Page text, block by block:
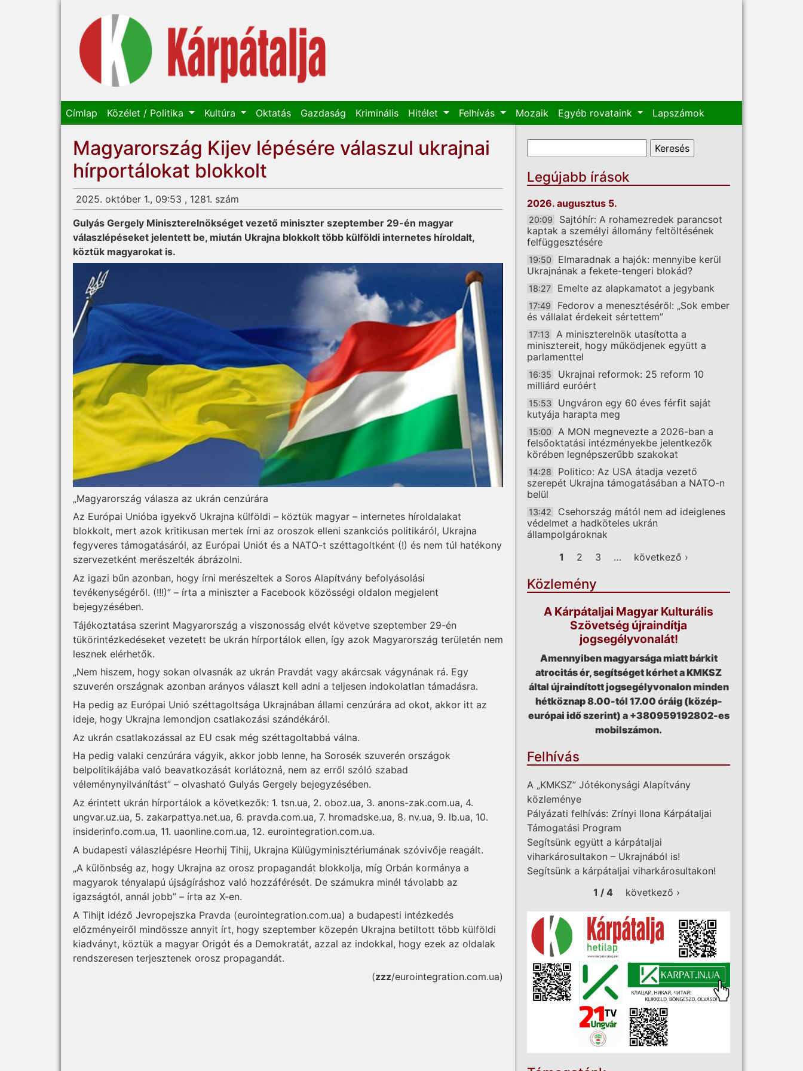
Címlap Közélet / Politika Kultúra Oktatás Gazdaság Kriminális Hitélet Felhívás Mozaik Egyéb rovataink Lapszámok
Magyarország Kijev lépésére válaszul ukrajnai
hírportálokat blokkolt
2025. október 1., 09:53 , 1281. szám
Gulyás Gergely Miniszterelnökséget vezető miniszter szeptember 29-én magyar
válaszlépéseket jelentett be, miután Ukrajna blokkolt több külföldi internetes híroldalt,
köztük magyarokat is.
„Magyarország válasza az ukrán cenzúrára
Az Európai Unióba igyekvő Ukrajna külföldi – köztük magyar – internetes híroldalakat
blokkolt, mert azok kritikusan mertek írni az oroszok elleni szankciós politikáról, Ukrajna
fegyveres támogatásáról, az Európai Uniót és a NATO-t széttagoltként (!) és nem túl hatékony
szervezetként merészelték ábrázolni.
Az igazi bűn azonban, hogy írni merészeltek a Soros Alapítvány befolyásolási
tevékenységéről. (!!!)” – írta a miniszter a Facebook közösségi oldalon megjelent
bejegyzésében.
Tájékoztatása szerint Magyarország a viszonosság elvét követve szeptember 29-én
tükörintézkedéseket vezetett be ukrán hírportálok ellen, így azok Magyarország területén nem
lesznek elérhetők.
„Nem hiszem, hogy sokan olvasnák az ukrán Pravdát vagy akárcsak vágynának rá. Egy
szuverén országnak azonban arányos választ kell adni a teljesen indokolatlan támadásra.
Ha pedig az Európai Unió széttagoltsága Ukrajnában állami cenzúrára ad okot, akkor itt az
ideje, hogy Ukrajna lemondjon csatlakozási szándékáról.
Az ukrán csatlakozással az EU csak még széttagoltabbá válna.
Ha pedig valaki cenzúrára vágyik, akkor jobb lenne, ha Sorosék szuverén országok
belpolitikájába való beavatkozását korlátozná, nem az erről szóló szabad
véleménynyilvánítást” – olvasható Gulyás Gergely bejegyzésében.
Az érintett ukrán hírportálok a következők: 1. tsn.ua, 2. oboz.ua, 3. anons-zak.com.ua, 4.
ungvar.uz.ua, 5. zakarpattya.net.ua, 6. pravda.com.ua, 7. hromadske.ua, 8. nv.ua, 9. lb.ua, 10.
insiderinfo.com.ua, 11. uaonline.com.ua, 12. eurointegration.com.ua.
A budapesti válaszlépésre Heorhij Tihij, Ukrajna Külügyminisztériumának szóvivője reagált.
„A különbség az, hogy Ukrajna az orosz propagandát blokkolja, míg Orbán kormánya a
magyarok tényalapú újságíráshoz való hozzáférését. De számukra minél távolabb az
igazságtól, annál jobb” – írta az X-en.
A Tihijt idéző Jevropejszka Pravda (eurointegration.com.ua) a budapesti intézkedés
előzményeiről mindössze annyit írt, hogy szeptember közepén Ukrajna betiltott több külföldi
kiadványt, köztük a magyar Origót és a Demokratát, azzal az indokkal, hogy ezek az oldalak
rendszeresen terjesztenek orosz propagandát.
(zzz/eurointegration.com.ua)
Keresés űrlap
Legújabb írások
2026. augusztus 5.
20:09
Sajtóhír: A rohamezredek parancsot
kaptak a személyi állomány feltöltésének
felfüggesztésére
19:50
Elmaradnak a hajók: mennyibe kerül
Ukrajnának a fekete-tengeri blokád?
18:27 Emelte az alapkamatot a jegybank
17:49
Fedorov a menesztéséről: „Sok ember
és vállalat érdekeit sértettem”
17:13
A miniszterelnök utasította a
minisztereit, hogy működjenek együtt a
parlamenttel
16:35
Ukrajnai reformok: 25 reform 10
milliárd euróért
15:53
Ungváron egy 60 éves férfit saját
kutyája harapta meg
15:00
A MON megnevezte a 2026-ban a
felsőoktatási intézményekbe jelentkezők
körében legnépszerűbb szakokat
14:28
Politico: Az USA átadja vezető
szerepét Ukrajna támogatásában a NATO-n
belül
13:42
Csehország mától nem ad ideiglenes
védelmet a hadköteles ukrán
állampolgároknak
Oldalak
1 2 3 … következő ›
Közlemény
A Kárpátaljai Magyar Kulturális
Szövetség újraindítja
jogsegélyvonalát!
Amennyiben magyarsága miatt bárkit
atrocitás ér, segítséget kérhet a KMKSZ
által újraindított jogsegélyvonalon minden
hétköznap 8.00-tól 17.00 óráig (közép-
európai idő szerint) a +380959192802-es
mobilszámon.
Felhívás
A „KMKSZ” Jótékonysági Alapítvány
közleménye
Pályázati felhívás: Zrínyi Ilona Kárpátaljai
Támogatási Program
Segítsünk együtt a kárpátaljai
viharkárosultakon – Ukrajnából is!
Segítsünk a kárpátaljai viharkárosultakon!
1 / 4
következő ›